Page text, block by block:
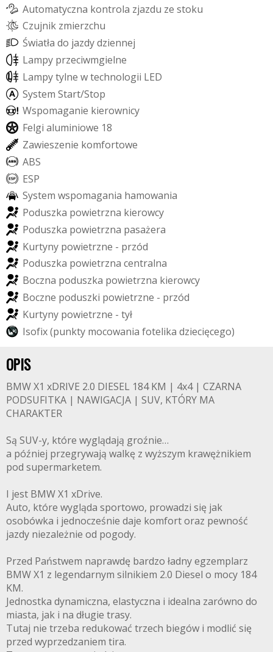
Automatyczna kontrola zjazdu ze stoku
Czujnik zmierzchu
Światła do jazdydziennej
Lampy przeciwmgielne
Lampytylne wtechnologii LED
System Start/Stop
Wspomaganie kierownicy
Felgi aluminiowe 18
Zawieszenie komfortowe
ABS
ESP
System wspomagania hamowania
Poduszka powietrzna kierowcy
Poduszka powietrzna pasażera
Kurtyny powietrzne - przód
Poduszka powietrzna centralna
Boczna poduszka powietrzna kierowcy
Boczne poduszki powietrzne - przód
Kurtyny powietrzne - tył
Isofix(punkty mocowania fotelika dziecięcego)
OPIS
BMW X1 xDRIVE 2.0 DIESEL 184 KM | 4x4 | CZARNA
PODSUFITKA | NAWIGACJA | SUV, KTÓRY MA
CHARAKTER
Są SUV-y, które wyglądają groźnie…
a później przegrywają walkę z wyższym krawężnikiem
pod supermarketem.
I jest BMW X1 xDrive.
Auto, które wygląda sportowo, prowadzi się jak
osobówka i jednocześnie daje komfort oraz pewność
jazdy niezależnie od pogody.
Przed Państwem naprawdę bardzo ładny egzemplarz
BMW X1 z legendarnym silnikiem 2.0 Diesel o mocy 184
KM.
Jednostka dynamiczna, elastyczna i idealna zarówno do
miasta, jak i na długie trasy.
Tutaj nie trzeba redukować trzech biegów i modlić się
przed wyprzedzaniem tira.